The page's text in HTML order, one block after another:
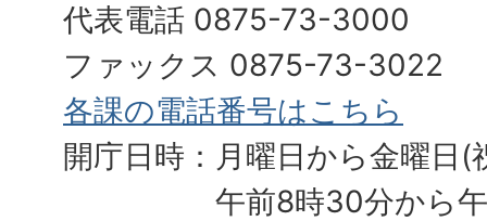
代表電話 0875-73-3000
ファックス 0875-73-3022
各課の電話番号はこちら
開庁日時：月曜日から金曜日(
午前8時30分から